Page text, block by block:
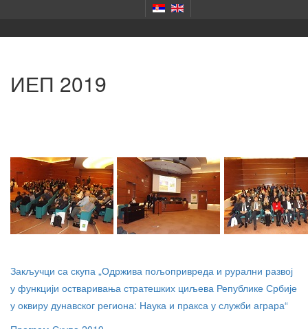
ИЕП 2019
Закључци са скупа „Одржива пољопривреда и рурални развој
у функцији остваривања стратешких циљева Републике Србије
у оквиру дунавског региона: Наука и пракса у служби аграра“